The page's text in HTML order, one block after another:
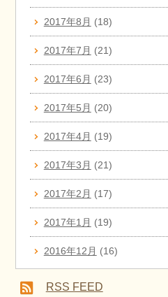
2017年8月 (18)
2017年7月 (21)
2017年6月 (23)
2017年5月 (20)
2017年4月 (19)
2017年3月 (21)
2017年2月 (17)
2017年1月 (19)
2016年12月 (16)
RSS FEED